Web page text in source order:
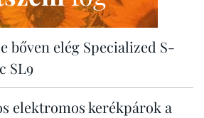
bőven elég Specialized S-
SL9
elektromos kerékpárok a